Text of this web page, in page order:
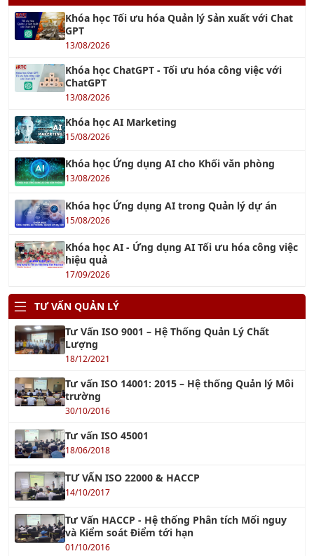
Khóa học Tối ưu hóa Quản lý Sản xuất với Chat
GPT
13/08/2026
Khóa học ChatGPT - Tối ưu hóa công việc với
ChatGPT
13/08/2026
Khóa học AI Marketing
15/08/2026
Khóa học Ứng dụng AI cho Khối văn phòng
13/08/2026
Khóa học Ứng dụng AI trong Quản lý dự án
15/08/2026
Khóa học AI - Ứng dụng AI Tối ưu hóa công việc
hiệu quả
17/09/2026
TƯ VẤN QUẢN LÝ
Tư Vấn ISO 9001 – Hệ Thống Quản Lý Chất
Lượng
18/12/2021
Tư vấn ISO 14001: 2015 – Hệ thống Quản lý Môi
trường
30/10/2016
Tư vấn ISO 45001
18/06/2018
TƯ VẤN ISO 22000 & HACCP
14/10/2017
Tư Vấn HACCP - Hệ thống Phân tích Mối nguy
và Kiểm soát Điểm tới hạn
01/10/2016